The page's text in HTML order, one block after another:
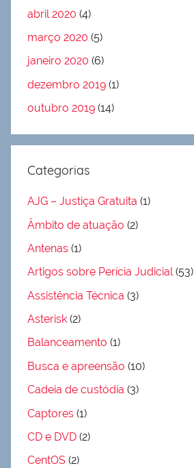
abril 2020 (4)
março 2020 (5)
janeiro 2020 (6)
dezembro 2019 (1)
outubro 2019 (14)
Categorias
AJG – Justiça Gratuita (1)
Âmbito de atuação (2)
Antenas (1)
Artigos sobre Perícia Judicial(53)
Assistência Técnica (3)
Asterisk (2)
Balanceamento (1)
Busca e apreensão (10)
Cadeia de custódia (3)
Captores (1)
CD e DVD (2)
CentOS (2)